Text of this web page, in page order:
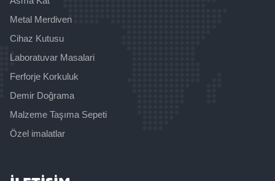
Metal Merdiven
Cihaz Kutusu
Laboratuvar Masalari
Ferforje Korkuluk
Demir Doğrama
Malzeme Taşıma Sepeti
Özel imalatlar